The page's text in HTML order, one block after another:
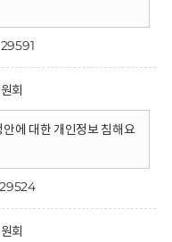
29591
회
에 대한 개인정보 침해요
29524
회